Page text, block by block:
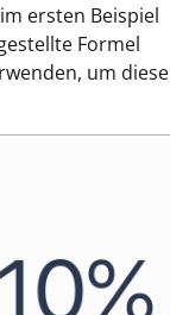
ersten Beispiel
Formel
um diese